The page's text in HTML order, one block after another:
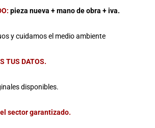
pieza nueva + mano de obra + iva.
y cuidamos el medio ambiente
TUS DATOS.
disponibles.
sector garantizado.